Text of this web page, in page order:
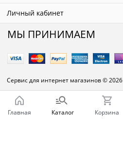
Личный кабинет
МЫ ПРИНИМАЕМ
Сервис для интернет магазинов© 2026
Главная Каталог Корзина